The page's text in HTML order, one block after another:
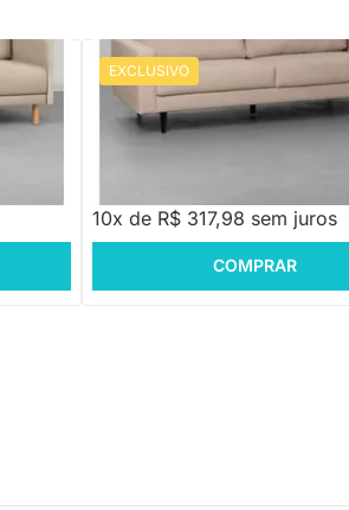
EXCLUSIVO
Sofá Noah Argila - Botonê
10x de R$ 317,98 sem juros
COMPRAR